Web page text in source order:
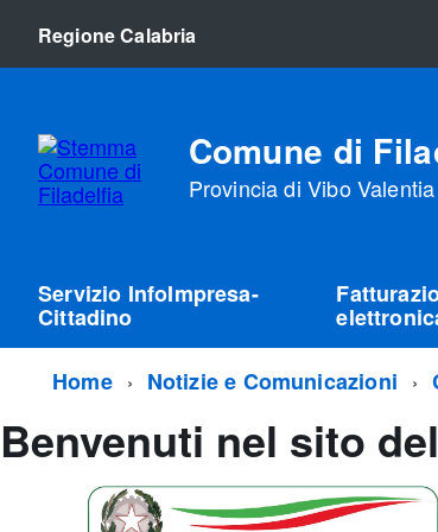
Regione Calabria
Comune di
Provincia di Vibo Valentia
Servizio InfoImpresa-
Cittadino
Home Notizie e Comunicazioni
Benvenuti nel sito